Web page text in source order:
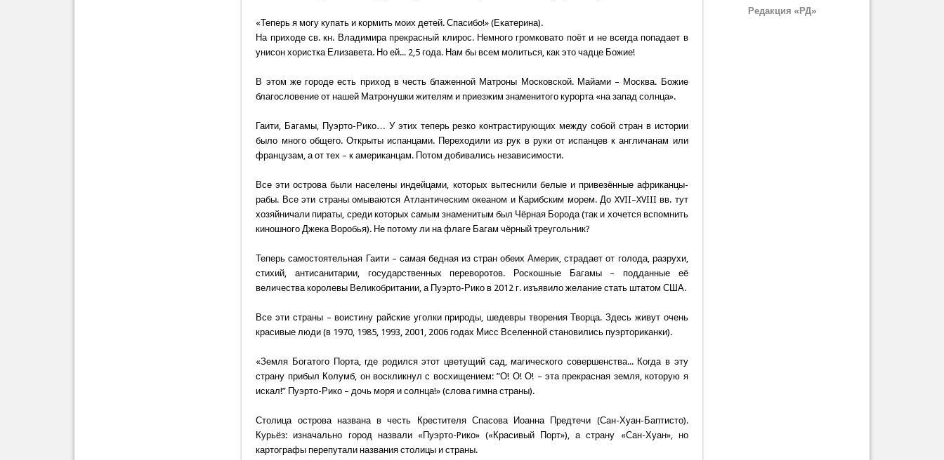
«Теперь я могу купать и кормить моих детей. Спасибо!» (Екатерина).
На приходе св. кн. Владимира прекрасный клирос. Немного громковато поёт и не всегда попадает в
унисон хористка Елизавета. Но ей... 2,5 года. Нам бы всем молиться, как это чадце Божие!
В этом же городе есть приход в честь блаженной Матроны Московской. Майами – Москва. Божие
благословение от нашей Матронушки жителям и приезжим знаменитого курорта «на запад солнца».
Гаити, Бaгамы, Пуэрто-Рико… У этих теперь резко контрастирующих между собой стран в истории
было много общего. Открыты испанцами. Переходили из рук в руки от испанцев к англичанам или
французам, а от тех – к американцам. Потом добивались независимости.
Все эти острова были населены индейцами, которых вытеснили белые и привезённые африканцы-
рабы. Все эти страны омываются Атлантическим океаном и Карибским морем. До XVII–XVIII вв. тут
хозяйничали пираты, среди которых самым знаменитым был Чёрная Борода (так и хочется вспомнить
киношного Джека Воробья). Не потому ли на флаге Багам чёрный треугольник?
Теперь самостоятельная Гаити – самая бедная из стран обеих Америк, страдает от голода, разрухи,
стихий, антисанитарии, государственных переворотов. Роскошные Багамы – подданные её
величества королевы Великобритании, а Пуэрто-Рико в 2012 г. изъявило желание стать штатом США.
Все эти страны – воистину райские уголки природы, шедевры творения Творца. Здесь живут очень
красивые люди (в 1970, 1985, 1993, 2001, 2006 годах Мисс Вселенной становились пуэрториканки).
«Земля Богатого Порта, где родился этот цветущий сад, магического совершенства... Когда в эту
страну прибыл Колумб, он воскликнул с восхищением: ”О! О! О! – эта прекрасная земля, которую я
искал!” Пуэрто-Рико – дочь моря и солнца!» (слова гимна страны).
Столица острова названа в честь Крестителя Спасова Иоанна Предтечи (Сан-Хуан-Баптисто).
Курьёз: изначально город назвали «Пуэрто-Pико» («Красивый Порт»), а страну «Сан-Хуан», но
картографы перепутали названия столицы и страны.
Редакция «РД»